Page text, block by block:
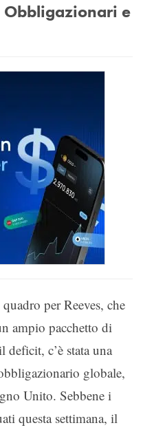
e
per Reeves, che
ampio pacchetto di
c’è stata una
globale,
Unito. Sebbene i
questa settimana, il